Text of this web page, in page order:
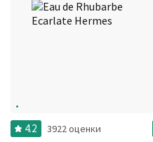
4.2 3922 оценки